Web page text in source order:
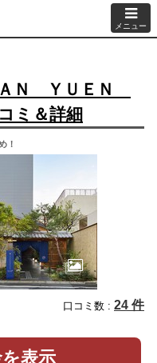
メニュー
ＡＮ ＹＵＥＮ
ミ＆詳細
！
口コミ数 : 24 件
表示